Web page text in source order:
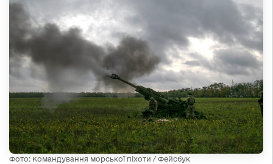
Фото: Командування морської піхоти / Фейсбук